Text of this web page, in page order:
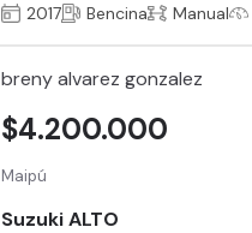
2017 Bencina Manual
breny alvarez gonzalez
Maipú
Suzuki ALTO
$4.200.000